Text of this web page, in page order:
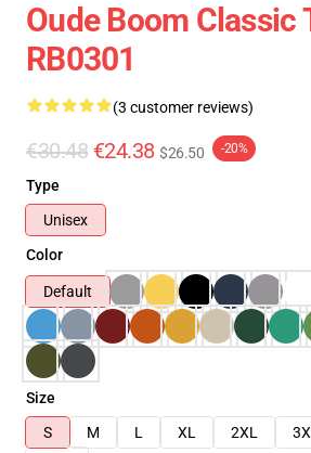
Oude Boom Classic
RB0301
(3 customer reviews)
€30.48 €24.38 $26.50 -20%
Type
Unisex
Color
Default
Size
S
M L XL 2XL